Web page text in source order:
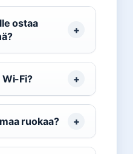
ostaa
Wi-Fi?
ruokaa?